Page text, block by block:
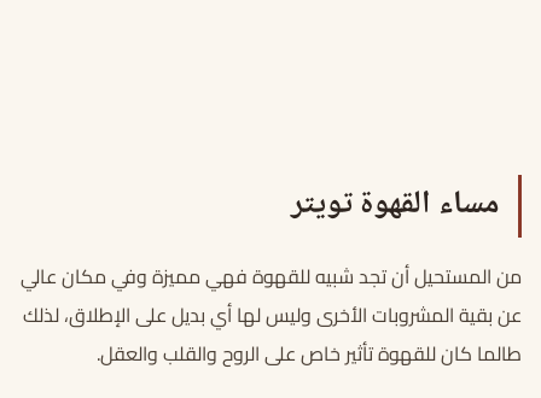
مساء القهوة تويتر
من المستحيل أن تجد شبيه للقهوة فهي مميزة وفي مكان عالي
عن بقية المشروبات الأخرى وليس لها أي بديل على الإطلاق، لذلك
طالما كان للقهوة تأثير خاص على الروح والقلب والعقل.